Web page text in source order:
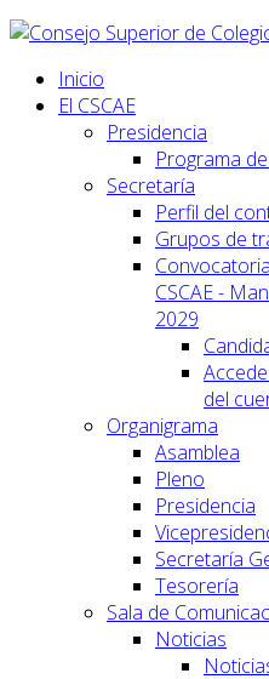
Inicio
El CSCAE
Presidencia
Programa
Secretaría
Perfil del
Grupos de
CSCAE -
2029
del
Organigrama
Asamblea
Pleno
Presidencia
Secretaría
Tesorería
Sala de
Noticias